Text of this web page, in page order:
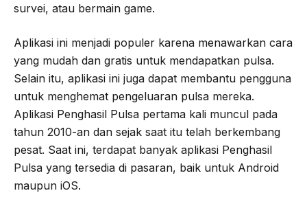
survei, atau bermain game.
Aplikasi ini menjadi populer karena menawarkan cara
yang mudah dan gratis untuk mendapatkan pulsa.
Selain itu, aplikasi ini juga dapat membantu pengguna
untuk menghemat pengeluaran pulsa mereka.
Aplikasi Penghasil Pulsa pertama kali muncul pada
tahun 2010-an dan sejak saat itu telah berkembang
pesat. Saat ini, terdapat banyak aplikasi Penghasil
Pulsa yang tersedia di pasaran, baik untuk Android
maupun iOS.